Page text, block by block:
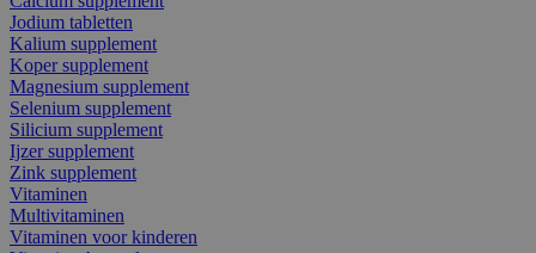
Jodium tabletten
Kalium supplement
Koper supplement
Magnesium supplement
Selenium supplement
Silicium supplement
Ijzer supplement
Zink supplement
Vitaminen
Multivitaminen
Vitaminen voor kinderen